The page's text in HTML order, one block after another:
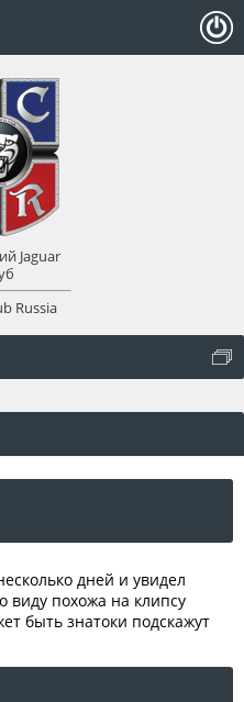
дней и увидел
виду похожа на клипсу
быть знатоки подскажут
Jaguar
Russia
оват